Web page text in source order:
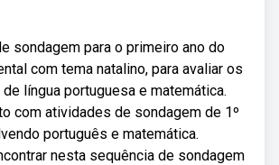
sondagem para o primeiro ano do
com tema natalino, para avaliar os
língua portuguesa e matemática.
com atividades de sondagem de 1º
português e matemática.
nesta sequência de sondagem